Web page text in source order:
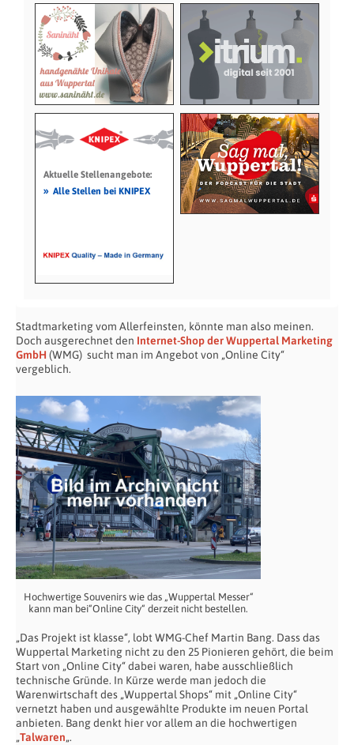
Aktuelle Stellenangebote:
» Alle Stellen bei KNIPEX
Stadtmarketing vom Allerfeinsten, könnte man also meinen.
Doch ausgerechnet den Internet-Shop der Wuppertal Marketing
GmbH (WMG) sucht man im Angebot von „Online City“
vergeblich.
Hochwertige Souvenirs wie das „Wuppertal Messer“
kann man bei“Online City“ derzeit nicht bestellen.
„Das Projekt ist klasse“, lobt WMG-Chef Martin Bang. Dass das
Wuppertal Marketing nicht zu den 25 Pionieren gehört, die beim
Start von „Online City“ dabei waren, habe ausschließlich
technische Gründe. In Kürze werde man jedoch die
Warenwirtschaft des „Wuppertal Shops“ mit „Online City“
vernetzt haben und ausgewählte Produkte im neuen Portal
anbieten. Bang denkt hier vor allem an die hochwertigen
„Talwaren„.